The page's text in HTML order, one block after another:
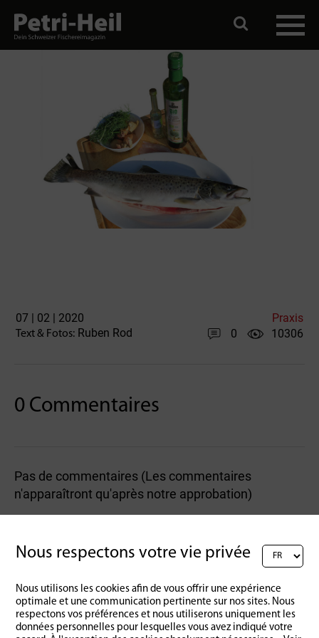
07 | 02 | 2020 Praxis
Text & Fotos: Ruben Rod 0 10306
0 Commentaires
Pas de commentaires (Les commentaires
n'apparaîtront qu'après notre approbation)
Rédigez un commentaire :
Nous respectons votre vie privée
Nous utilisons les cookies afin de vous offrir une expérience
optimale et une communication pertinente sur nos sites. Nous
respectons vos préférences et nous utiliserons uniquement les
données personnelles pour lesquelles vous avez indiqué votre